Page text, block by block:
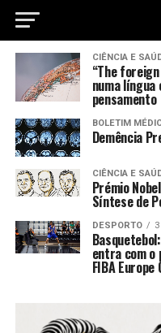
CIÊNCIA E
“The
numa
pensamento
BOLETIM
Demência
CIÊNCIA E
Prémio
Síntese de
DESPORTO
entra com o
FIBA Europe